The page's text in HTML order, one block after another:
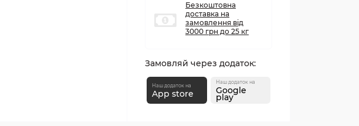
Безкоштовна
доставка на
замовлення від
3000 грн до 25 кг
Замовляй через додаток:
Наш додаток на
App store
Наш додаток на
Google
play